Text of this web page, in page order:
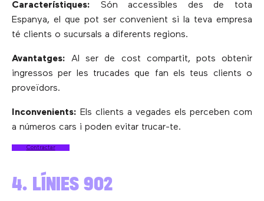
Característiques: Són accessibles des de tota
Espanya, el que pot ser convenient si la teva empresa
té clients o sucursals a diferents regions.
Avantatges: Al ser de cost compartit, pots obtenir
ingressos per les trucades que fan els teus clients o
proveïdors.
Inconvenients: Els clients a vegades els perceben com
a números cars i poden evitar trucar-te.
Contractar
4. LÍNIES 902